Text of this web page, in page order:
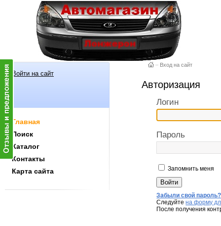
Войти на сайт
Главная
Поиск
Каталог
Контакты
Карта сайта
– Вход на сайт
Авторизация
Логин
Пароль
Запомнить меня
Забыли свой пароль?
Следуйтена форму
После получения